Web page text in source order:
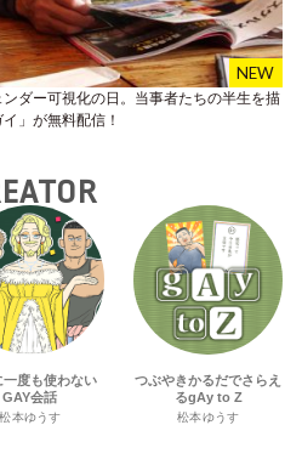
ダー可視化の日。当事者たちの半生を描
」が無料配信！
一度も使わない
GAY会話
松本ゆうす
つぶやきかるだでさらえ
るgAy to Z
松本ゆうす